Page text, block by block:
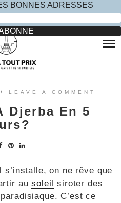
?
5 -ÈME ?
?
LEAVE A COMMENT
Djerba En 5
s’installe, on ne rêve que
ausoleil
siroter des
C’est ce
BONNES ADRESSES